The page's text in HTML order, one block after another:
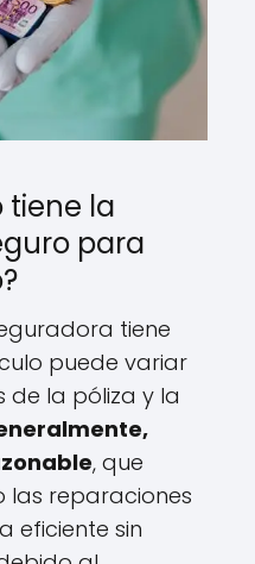
tiene la
para
tiene
puede variar
de la póliza y la
, que
reparaciones
eficiente sin